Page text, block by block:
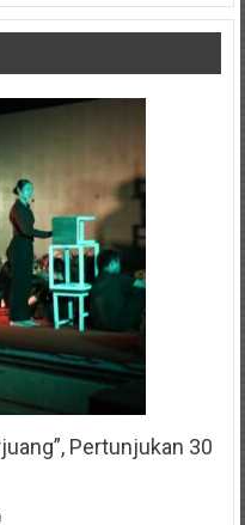
Pertunjukan 30